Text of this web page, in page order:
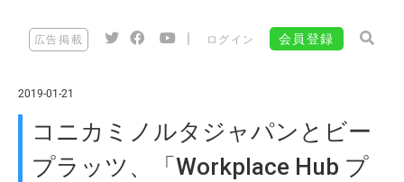
広告掲載 ログイン 会員登録
2019-01-21
コニカミノルタジャパンとビー
プラッツ、「Workplace Hub プ